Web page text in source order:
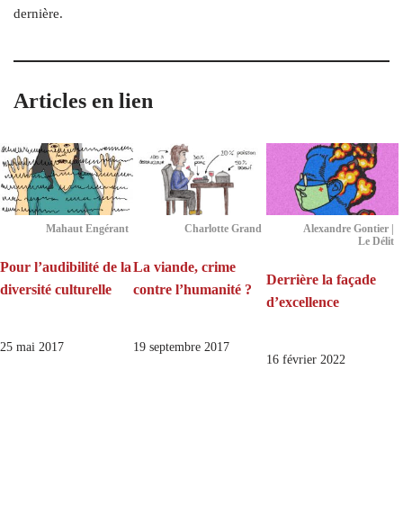
dernière.
Articles en lien
Mahaut Engérant
Pour l’audibilité de la
diversité culturelle
25 mai 2017
Charlotte Grand
La viande, crime
contre l’humanité ?
19 septembre 2017
Alexandre Gontier |
Le Délit
Derrière la façade
d’excellence
16 février 2022